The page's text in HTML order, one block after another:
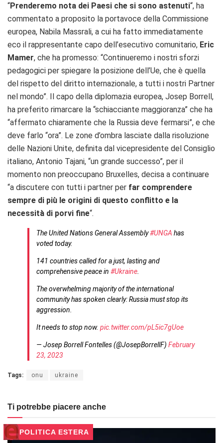
“Prenderemo nota dei Paesi che si sono astenuti“, ha
commentato a proposito la portavoce della Commissione
europea, Nabila Massrali, a cui ha fatto immediatamente
eco il rappresentante capo dell’esecutivo comunitario, Eric
Mamer, che ha promesso: “Continueremo i nostri sforzi
pedagogici per spiegare la posizione dell’Ue, che è quella
del rispetto del diritto internazionale, a tutti i nostri Partner
nel mondo”. Il capo della diplomazia europea, Josep Borrell,
ha preferito rimarcare la “schiacciante maggioranza” che ha
“affermato chiaramente che la Russia deve fermarsi”, e che
deve farlo “ora”. Le zone d’ombra lasciate dalla risoluzione
delle Nazioni Unite, definita dal vicepresidente del Consiglio
italiano, Antonio Tajani, “un grande successo”, per il
momento non preoccupano Bruxelles, decisa a continuare
“a discutere con tutti i partner per far comprendere
sempre di più le origini di questo conflitto e la
necessità di porvi fine“.
The United Nations General Assembly#UNGA has
voted today.
141 countries called for a just, lasting and
comprehensive peace in #Ukraine
The overwhelming majority of the international
community has spoken clearly: Russia must stop its
aggression.
It needs to stop now. pic.twitter.com/pL5ic7gUoe
— Josep Borrell Fontelles (@JosepBorrellF) February
23, 2023
Tags: onu ukraine
Ti potrebbe piacere anche
POLITICA ESTERA